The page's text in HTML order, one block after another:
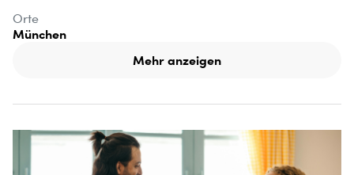
Orte
München
Mehr anzeigen